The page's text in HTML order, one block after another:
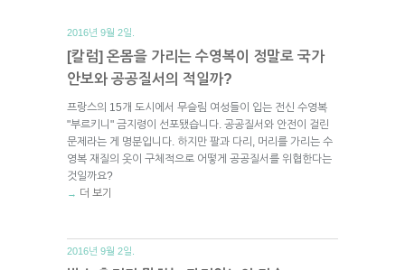
2016년 9월 2일.
[칼럼] 온몸을 가리는 수영복이 정말로 국가
안보와 공공질서의 적일까?
프랑스의 15개 도시에서 무슬림 여성들이 입는 전신 수영복
"부르키니" 금지령이 선포됐습니다. 공공질서와 안전이 걸린
문제라는 게 명분입니다. 하지만 팔과 다리, 머리를 가리는 수
영복 재질의 옷이 구체적으로 어떻게 공공질서를 위협한다는
것일까요?
→ 더 보기
2016년 9월 2일.